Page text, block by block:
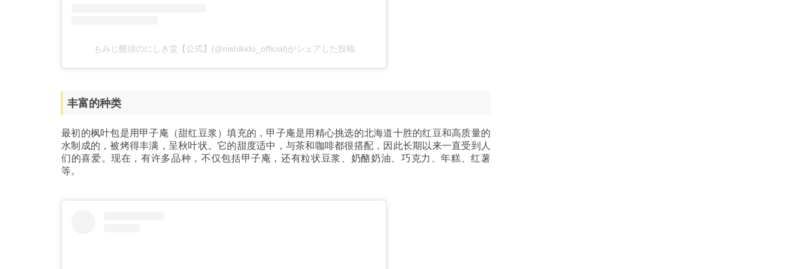
もみじ饅頭のにしき堂【公式】(@nishikido_official)がシェアした投稿
丰富的种类
最初的枫叶包是用甲子庵（甜红豆浆）填充的，甲子庵是用精心挑选的北海道十胜的红豆和高质量的
水制成的，被烤得丰满，呈秋叶状。它的甜度适中，与茶和咖啡都很搭配，因此长期以来一直受到人
们的喜爱。现在，有许多品种，不仅包括甲子庵，还有粒状豆浆、奶酪奶油、巧克力、年糕、红薯
等。